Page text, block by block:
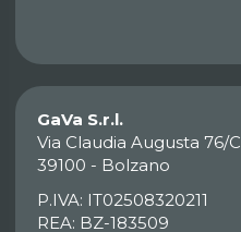
GaVa S.r.l.
Via Claudia Augusta 76/C
39100 - Bolzano
P.IVA: IT02508320211
REA: BZ-183509